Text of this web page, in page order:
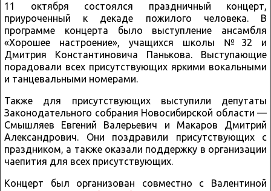
11 октября состоялся праздничный концерт,
приуроченный к декаде пожилого человека. В
программе концерта было выступление ансамбля
«Хорошее настроение», учащихся школы №32 и
Дмитрия Константиновича Панькова. Выступающие
порадовали всех присутствующих яркими вокальными
и танцевальными номерами.
Также для присутствующих выступили депутаты
Законодательного собрания Новосибирской области —
Смышляев Евгений Валерьевич и Макаров Дмитрий
Александрович. Они поздравили присутствующих с
праздником, а также оказали поддержку в организации
чаепития для всех присутствующих.
Концерт был организован совместно с Валентиной